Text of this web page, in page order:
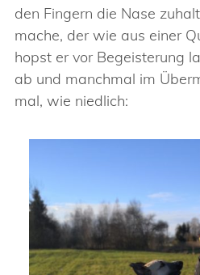
den Fingern die Nase
mache, der wie aus einer
hopst er vor Begeisterung
ab und manchmal im
mal, wie niedlich: